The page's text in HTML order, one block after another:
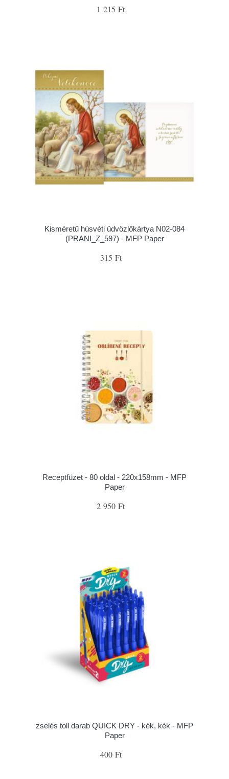
1 215 Ft
Kisméretű húsvéti üdvözlőkártya N02-084
(PRANI_Z_597) - MFP Paper
315 Ft
Receptfüzet - 80 oldal - 220x158mm - MFP
Paper
2 950 Ft
zselés toll darab QUICK DRY - kék, kék - MFP
Paper
400 Ft